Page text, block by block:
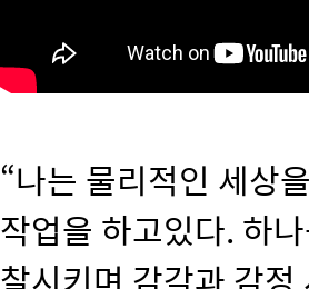
“나는 물리적인 세상
작업을 하고있다. 하